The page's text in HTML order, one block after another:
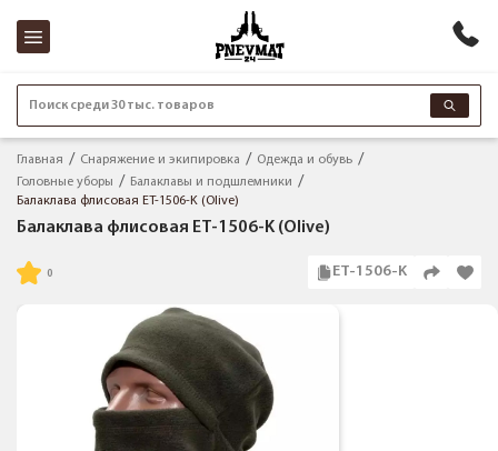
Поиск среди 30 тыс. товаров
Главная Снаряжение и экипировка
Одежда и обувь
Головные уборы
Балаклавы и подшлемники
Балаклава флисовая ET-1506-K (Olive)
Балаклава флисовая ET-1506-K (Olive)
ET-1506-K